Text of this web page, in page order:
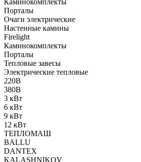
Каминокомплекты
Порталы
Очаги электрические
Настенные камины
Firelight
Каминокомплекты
Порталы
Тепловые завесы
Электрические тепловые
220В
380В
3 кВт
6 кВт
9 кВт
12 кВт
ТЕПЛОМАШ
BALLU
DANTEX
KALASHNIKOV